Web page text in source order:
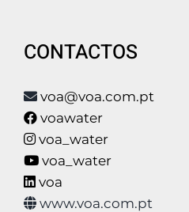
CONTACTOS
voa@voa.com.pt
voawater
voa_water
voa_water
voa
www.voa.com.pt